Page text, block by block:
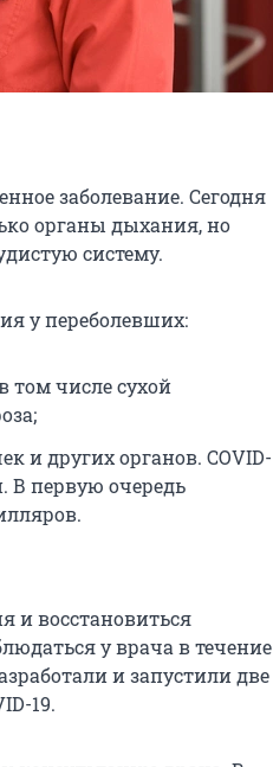
заболевание. Сегодня
органы дыхания, но
систему.
у переболевших:
том числе сухой
и других органов. COVID-
В первую очередь
и восстановиться
у врача в течение
и запустили две
19.